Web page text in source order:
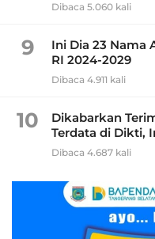
Dibaca 5.060 kali
9
Ini Dia 23 Nama
RI 2024-2029
Dibaca 4.911 kali
10
Dikabarkan
Terdata di Dikti,
Dibaca 4.687 kali